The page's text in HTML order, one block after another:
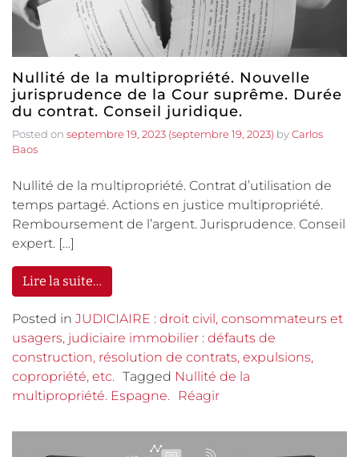
Nullité de la multipropriété. Nouvelle
jurisprudence de la Cour suprême. Durée
du contrat. Conseil juridique.
Posted on septembre 19, 2023 (septembre 19, 2023) byCarlos
Baos
Nullité de la multipropriété. Contrat d’utilisation de
temps partagé. Actions en justice multipropriété.
Remboursement de l’argent. Jurisprudence. Conseil
expert. […]
Lire la suite…
Posted in JUDICIAIRE : droit civil, consommateurs et
usagers, judiciaire immobilier : défauts de
construction, résolution de contrats, expulsions,
copropriété, etc. Tagged Nullité de la
multipropriété. Espagne.
Réagir